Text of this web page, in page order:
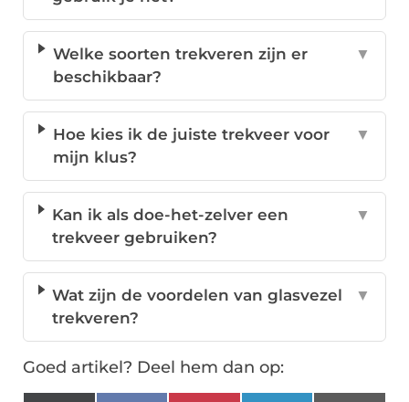
Welke soorten trekveren zijn er
beschikbaar?
▼
Hoe kies ik de juiste trekveer voor
mijn klus?
▼
Kan ik als doe-het-zelver een
trekveer gebruiken?
▼
Wat zijn de voordelen van glasvezel
trekveren?
▼
Goed artikel? Deel hem dan op: